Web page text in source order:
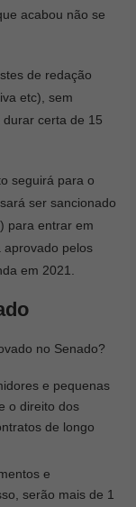
acabou não se
de redação
etc), sem
certa de 15
seguirá para o
ser sancionado
para entrar em
aprovado pelos
em 2021.
no Senado?
e pequenas
o direito dos
de longo
e
serão mais de 1